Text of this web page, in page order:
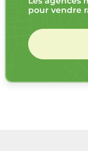
pour vendre